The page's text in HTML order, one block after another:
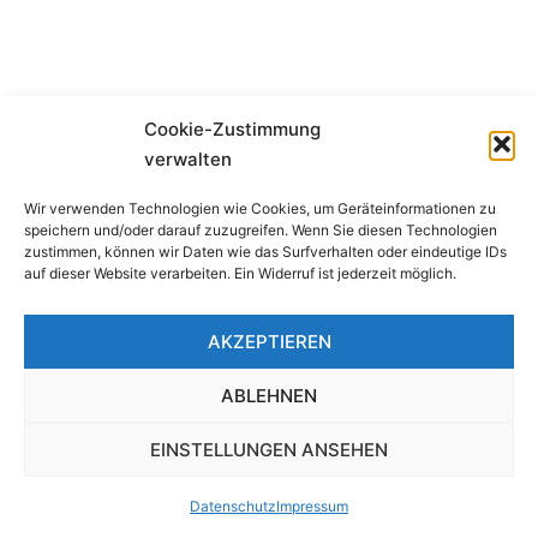
Cookie-Zustimmung
verwalten
Wir verwenden Technologien wie Cookies, um Geräteinformationen zu
speichern und/oder darauf zuzugreifen. Wenn Sie diesen Technologien
zustimmen, können wir Daten wie das Surfverhalten oder eindeutige IDs
auf dieser Website verarbeiten. Ein Widerruf ist jederzeit möglich.
AKZEPTIEREN
ABLEHNEN
EINSTELLUNGEN ANSEHEN
DatenschutzImpressum